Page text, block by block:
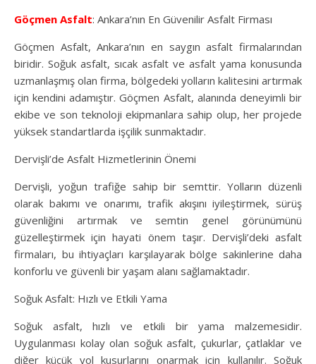
Göçmen Asfalt: Ankara’nın En Güvenilir Asfalt Firması
Göçmen Asfalt, Ankara’nın en saygın asfalt firmalarından
biridir. Soğuk asfalt, sıcak asfalt ve asfalt yama konusunda
uzmanlaşmış olan firma, bölgedeki yolların kalitesini artırmak
için kendini adamıştır. Göçmen Asfalt, alanında deneyimli bir
ekibe ve son teknoloji ekipmanlara sahip olup, her projede
yüksek standartlarda işçilik sunmaktadır.
Dervişli’de Asfalt Hizmetlerinin Önemi
Dervişli, yoğun trafiğe sahip bir semttir. Yolların düzenli
olarak bakımı ve onarımı, trafik akışını iyileştirmek, sürüş
güvenliğini artırmak ve semtin genel görünümünü
güzelleştirmek için hayati önem taşır. Dervişli’deki asfalt
firmaları, bu ihtiyaçları karşılayarak bölge sakinlerine daha
konforlu ve güvenli bir yaşam alanı sağlamaktadır.
Soğuk Asfalt: Hızlı ve Etkili Yama
Soğuk asfalt, hızlı ve etkili bir yama malzemesidir.
Uygulanması kolay olan soğuk asfalt, çukurlar, çatlaklar ve
diğer küçük yol kusurlarını onarmak için kullanılır. Soğuk